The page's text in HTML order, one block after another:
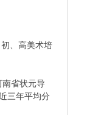
、高美术培
省状元导
三年平均分